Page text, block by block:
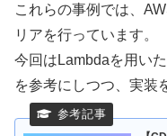
これらの事例では、
リアを行っています。
今回はLambdaを用い
を参考にしつつ、実装